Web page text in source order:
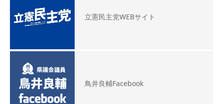
立憲民主党WEBサイト
鳥井良輔Facebook